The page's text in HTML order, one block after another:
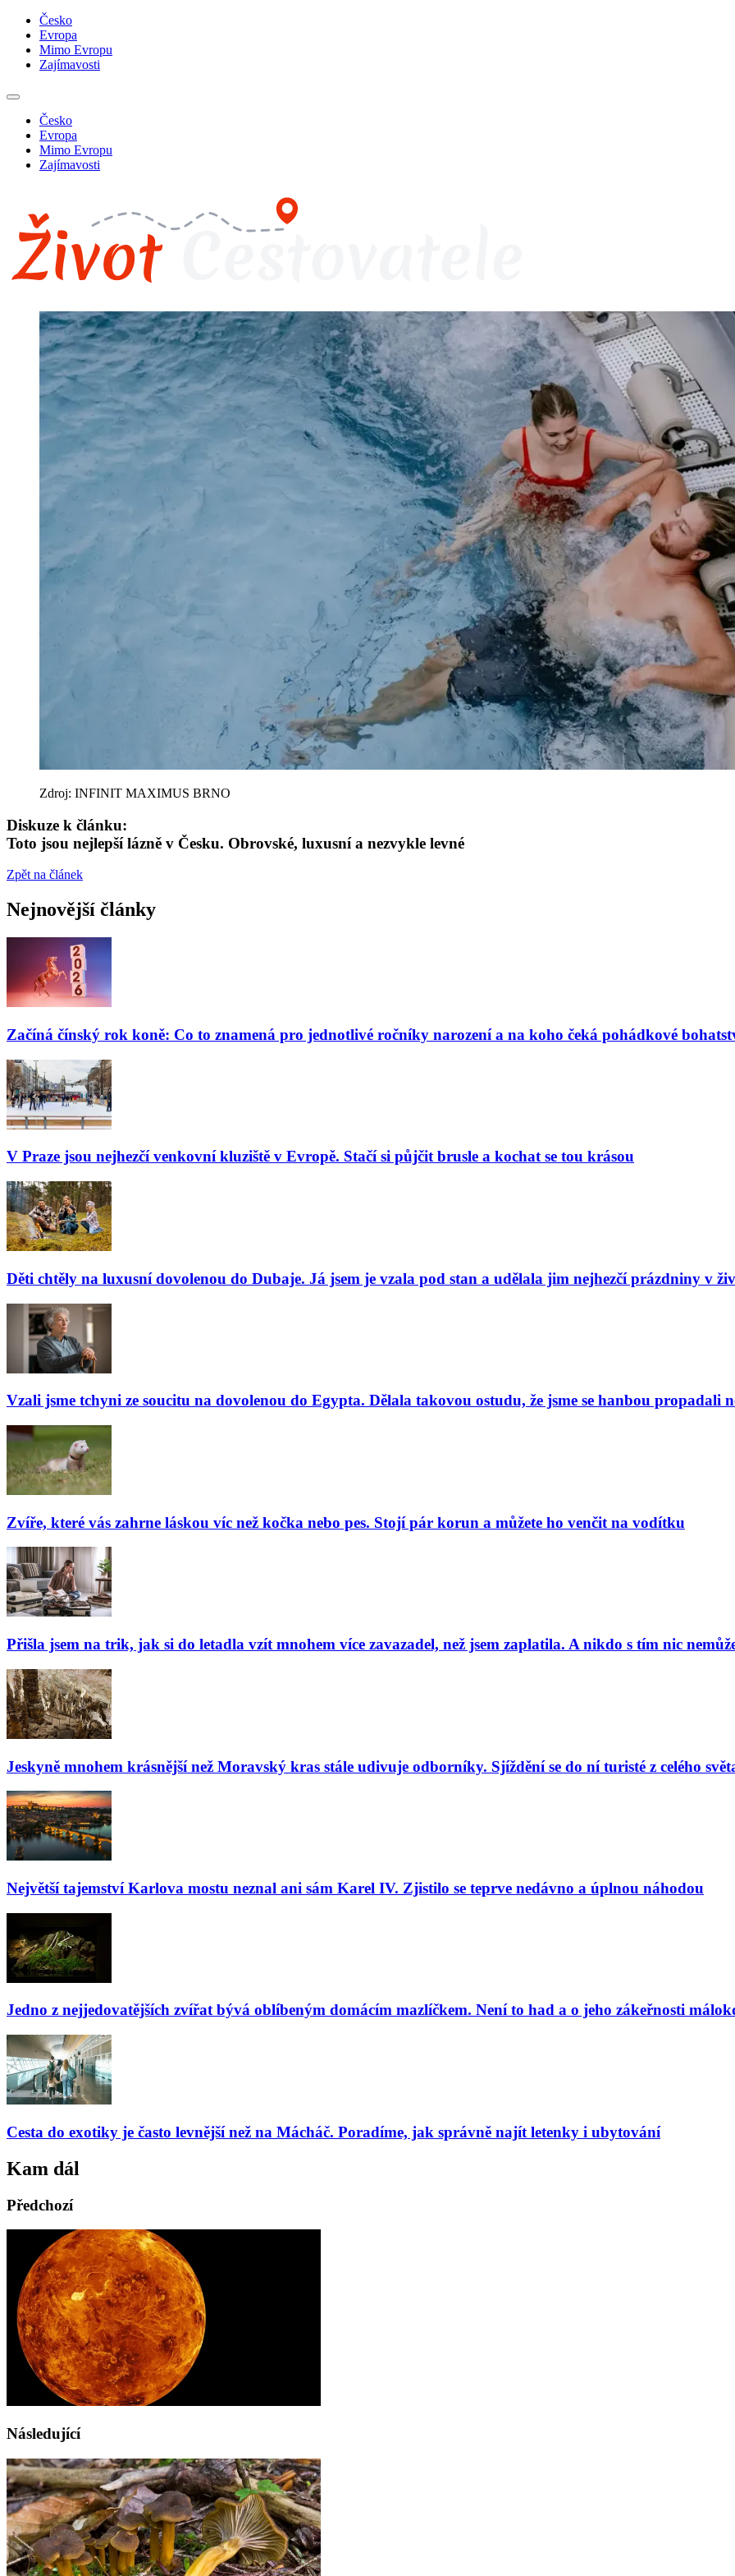
Česko
Evropa
Mimo Evropu
Zajímavosti
Česko
Evropa
Mimo Evropu
Zajímavosti
Zdroj: INFINIT MAXIMUS BRNO
Diskuze k článku:
Toto jsou nejlepší lázně v Česku. Obrovské, luxusní a nezvykle levné
Zpět na článek
Nejnovější články
Začíná čínský rok koně: Co to znamená pro jednotlivé ročníky narození a na koho čeká pohádkové
V Praze jsou nejhezčí venkovní kluziště v Evropě. Stačí si půjčit brusle a kochat se tou krásou
Děti chtěly na luxusní dovolenou do Dubaje. Já jsem je vzala pod stan a udělala jim nejhezčí prázdniny v
Vzali jsme tchyni ze soucitu na dovolenou do Egypta. Dělala takovou ostudu, že jsme se hanbou propadali
Zvíře, které vás zahrne láskou víc než kočka nebo pes. Stojí pár korun a můžete ho venčit na vodítku
Přišla jsem na trik, jak si do letadla vzít mnohem více zavazadel, než jsem zaplatila. A nikdo s tím nic
Jeskyně mnohem krásnější než Moravský kras stále udivuje odborníky. Sjíždění se do ní turisté z celého
Největší tajemství Karlova mostu neznal ani sám Karel IV. Zjistilo se teprve nedávno a úplnou náhodou
Jedno z nejjedovatějších zvířat bývá oblíbeným domácím mazlíčkem. Není to had a o jeho zákeřnosti
Cesta do exotiky je často levnější než na Mácháč. Poradíme, jak správně najít letenky i ubytování
Kam dál
Předchozí
Následující